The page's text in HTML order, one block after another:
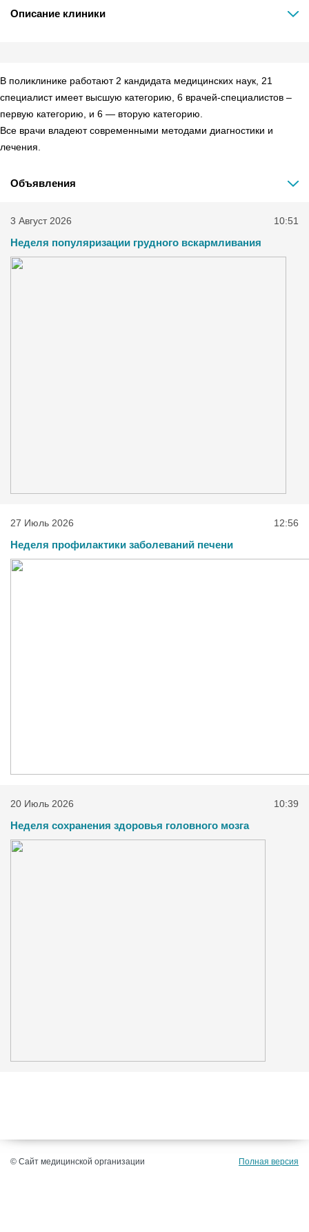
Описание клиники
В поликлинике работают 2 кандидата медицинских наук, 21
специалист имеет высшую категорию, 6 врачей-специалистов –
первую категорию, и 6 — вторую категорию.
Все врачи владеют современными методами диагностики и
лечения.
Объявления
3 Август 2026 10:51
Неделя популяризации грудного вскармливания
27 Июль 2026 12:56
Неделя профилактики заболеваний печени
20 Июль 2026 10:39
Неделя сохранения здоровья головного мозга
Полная версия
© Сайт медицинской организации